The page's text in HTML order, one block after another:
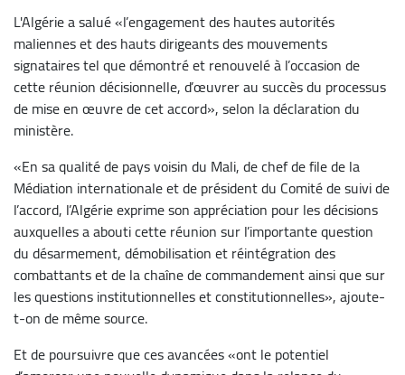
L'Algérie a salué «l’engagement des hautes autorités
maliennes et des hauts dirigeants des mouvements
signataires tel que démontré et renouvelé à l’occasion de
cette réunion décisionnelle, d’œuvrer au succès du processus
de mise en œuvre de cet accord», selon la déclaration du
ministère.
«En sa qualité de pays voisin du Mali, de chef de file de la
Médiation internationale et de président du Comité de suivi de
l’accord, l’Algérie exprime son appréciation pour les décisions
auxquelles a abouti cette réunion sur l’importante question
du désarmement, démobilisation et réintégration des
combattants et de la chaîne de commandement ainsi que sur
les questions institutionnelles et constitutionnelles», ajoute-
t-on de même source.
Et de poursuivre que ces avancées «ont le potentiel